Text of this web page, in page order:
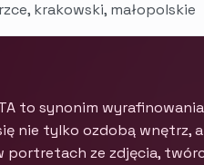
krakowski, małopolskie
to synonim
nie tylko ozdobą wnętrz,
portretach ze zdjęcia,